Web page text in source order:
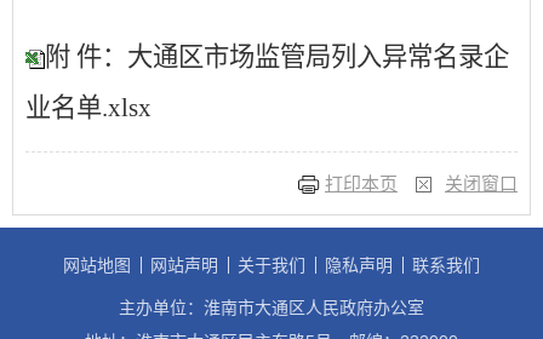
附 件：大通区市场监管局列入异常名录企
业名单.xlsx
打印本页 关闭窗口
网站地图 网站声明 关于我们 隐私声明 联系我们
主办单位：淮南市大通区人民政府办公室